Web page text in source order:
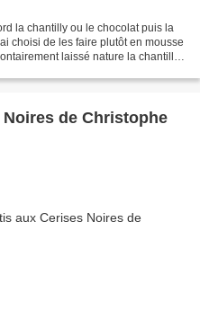
la chantilly ou le chocolat puis la
choisi de les faire plutôt en mousse
laissé nature la chantilly
de Christophe